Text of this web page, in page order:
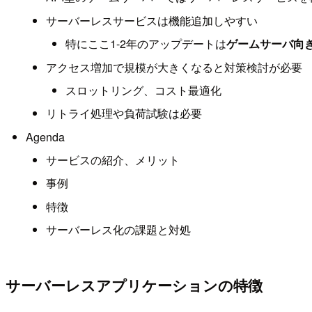
サーバーレスサービスは機能追加しやすい
特にここ1-2年のアップデートはゲームサーバ向
アクセス増加で規模が大きくなると対策検討が必要
スロットリング、コスト最適化
リトライ処理や負荷試験は必要
Agenda
サービスの紹介、メリット
事例
特徴
サーバーレス化の課題と対処
サーバーレスアプリケーションの特徴